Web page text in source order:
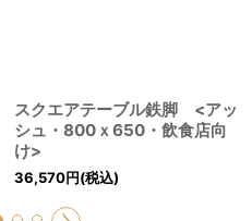
スクエアテーブル鉄脚 <アッ
シュ・800ｘ650・飲食店向
け>
36,570円(税込)